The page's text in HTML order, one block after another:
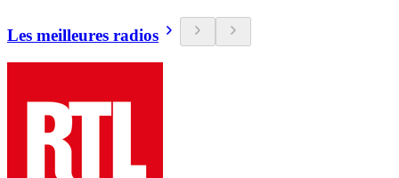
Les meilleures radios